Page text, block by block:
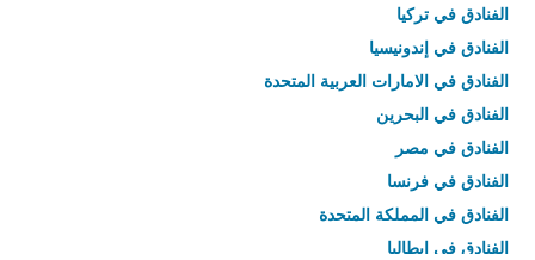
الفنادق في تركيا
الفنادق في إندونيسيا
الفنادق في الامارات العربية المتحدة
الفنادق في البحرين
الفنادق في مصر
الفنادق في فرنسا
الفنادق في المملكة المتحدة
الفنادق في إيطاليا